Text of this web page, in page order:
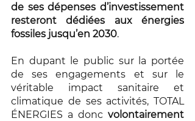
de ses dépenses d’investissement
resteront dédiées aux énergies
fossiles jusqu’en 2030.
En dupant le public sur la portée
de ses engagements et sur le
véritable impact sanitaire et
climatique de ses activités, TOTAL
ÉNERGIES a donc volontairement